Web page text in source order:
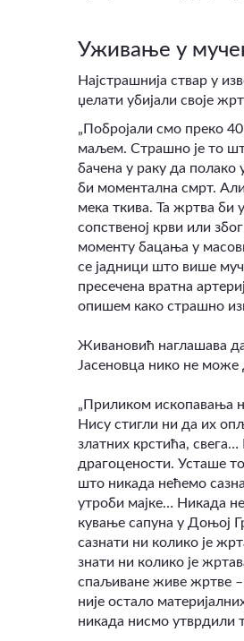
Уживање у
Најстрашнија ствар у
џелати убијали своје
„Побројали смо преко 40
маљем. Страшно је то
бачена у раку да
би моментална смрт.
мека ткива. Та жртва
сопственој крви или
моменту бацања у
се јадници што више
пресечена вратна
опишем како страшно
Живановић наглашава
Јасеновца нико не
„Приликом ископавања
Нису стигли ни да их
златних крстића,
драгоцености. Усташе
што никада нећемо
утроби мајке… Никада
кување сапуна у Доњој
сазнати ни колико је
знати ни колико је
спаљиване живе жртве –
није остало
никада нисмо утврдили